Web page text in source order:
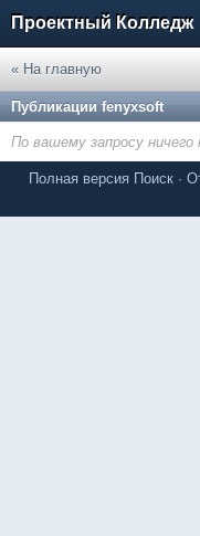
Проектный Колледж
« На главную
Публикации fenyxsoft
По вашему запросу ничего
Полная версия Поиск ·